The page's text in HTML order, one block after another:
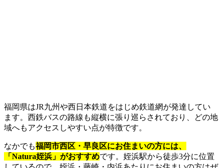
福岡県はJR九州や西日本鉄道をはじめ鉄道網が発達してい
ます。西鉄バスの路線も縦横に張り巡らされており、どの地
域へもアクセスしやすい点が特徴です。
なかでも福岡市西区・早良区にお住まいの方には、
「Natura姪浜」がおすすめです。姪浜駅から徒歩3分に位置